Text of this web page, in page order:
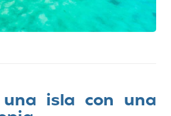
una isla con una